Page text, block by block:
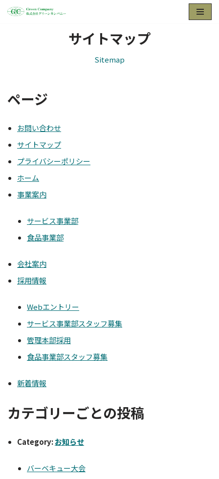
ス
プ
サイトマップ
Sitemap
ページ
お問い合わせ
サイトマップ
プライバシーポリシー
ホーム
事業案内
サービス事業部
食品事業部
会社案内
採用情報
Webエントリー
サービス事業部スタッフ募集
管理本部採用
食品事業部スタッフ募集
新着情報
カテゴリーごとの投稿
Category:お知らせ
バーベキュー大会